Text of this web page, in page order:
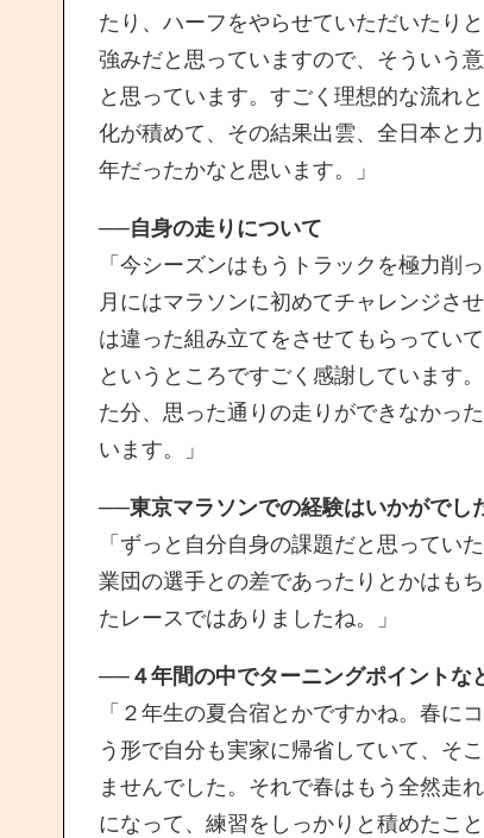
たり、ハーフをやらせていただいたり
強みだと思っていますので、そういう
と思っています。すごく理想的な流れ
化が積めて、その結果出雲、全日本と
年だったかなと思います。」
──自身の走りについて
「今シーズンはもうトラックを極力削
月にはマラソンに初めてチャレンジさ
は違った組み立てをさせてもらってい
というところですごく感謝しています
た分、思った通りの走りができなかっ
います。」
──東京マラソンでの経験はいかがでし
「ずっと自分自身の課題だと思ってい
業団の選手との差であったりとかはも
たレースではありましたね。」
──４年間の中でターニングポイントな
「２年生の夏合宿とかですかね。春に
う形で自分も実家に帰省していて、そ
ませんでした。それで春はもう全然走
になって、 練習をしっかりと積めたこ